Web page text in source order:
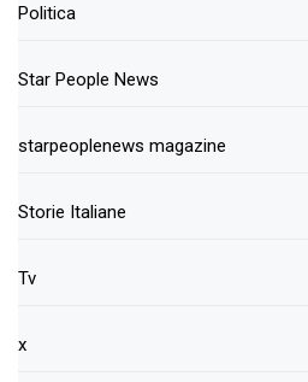
Politica
Star People News
starpeoplenews magazine
Storie Italiane
Tv
x